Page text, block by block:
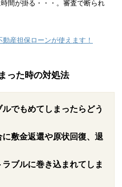
間が掛る・・・。審査で断られ
産担保ローンが使えます！
った時の対処法
でもめてしまったらどう
敷金返還や原状回復、退
ブルに巻き込まれてしま